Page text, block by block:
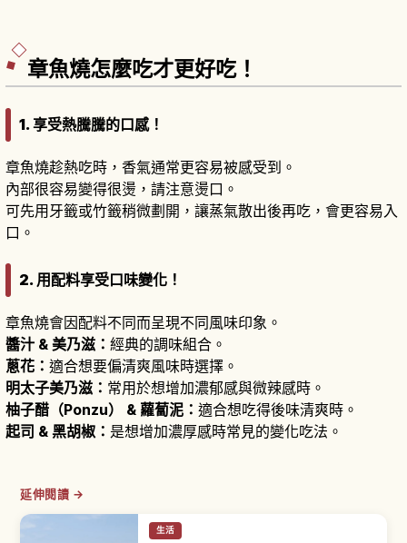
章魚燒怎麼吃才更好吃！
1. 享受熱騰騰的口感！
章魚燒趁熱吃時，香氣通常更容易被感受到。
內部很容易變得很燙，請注意燙口。
可先用牙籤或竹籤稍微劃開，讓蒸氣散出後再吃，會更容易入
口。
2. 用配料享受口味變化！
章魚燒會因配料不同而呈現不同風味印象。
醬汁 & 美乃滋： 經典的調味組合。
蔥花： 適合想要偏清爽風味時選擇。
明太子美乃滋： 常用於想增加濃郁感與微辣感時。
柚子醋（Ponzu） & 蘿蔔泥： 適合想吃得後味清爽時。
起司 & 黑胡椒： 是想增加濃厚感時常見的變化吃法。
延伸閱讀 →
生活